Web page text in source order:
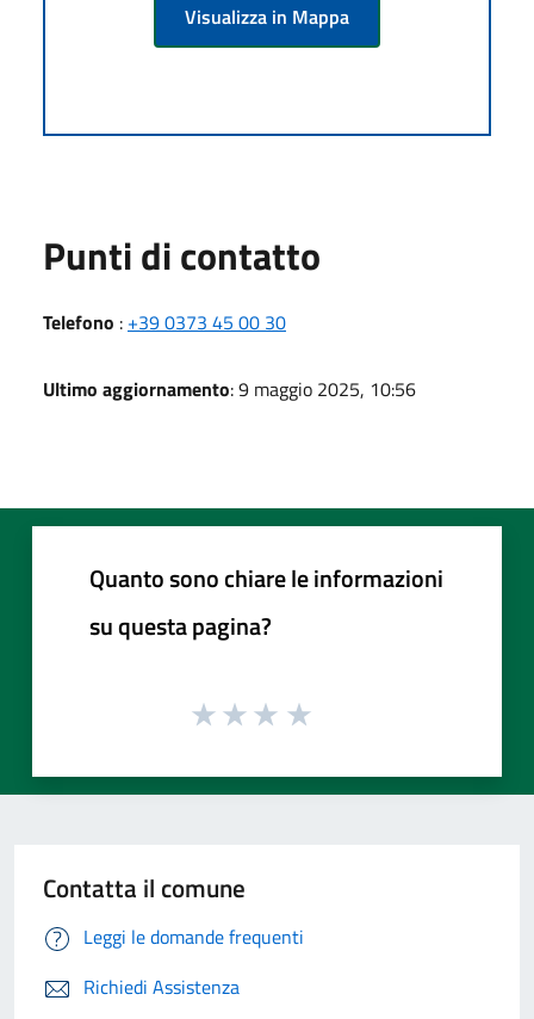
Visualizza in Mappa
Punti di contatto
Telefono : +39 0373 45 00 30
Ultimo aggiornamento: 9 maggio 2025, 10:56
Quanto sono chiare le informazioni
su questa pagina?
Contatta il comune
Leggi le domande frequenti
Richiedi Assistenza